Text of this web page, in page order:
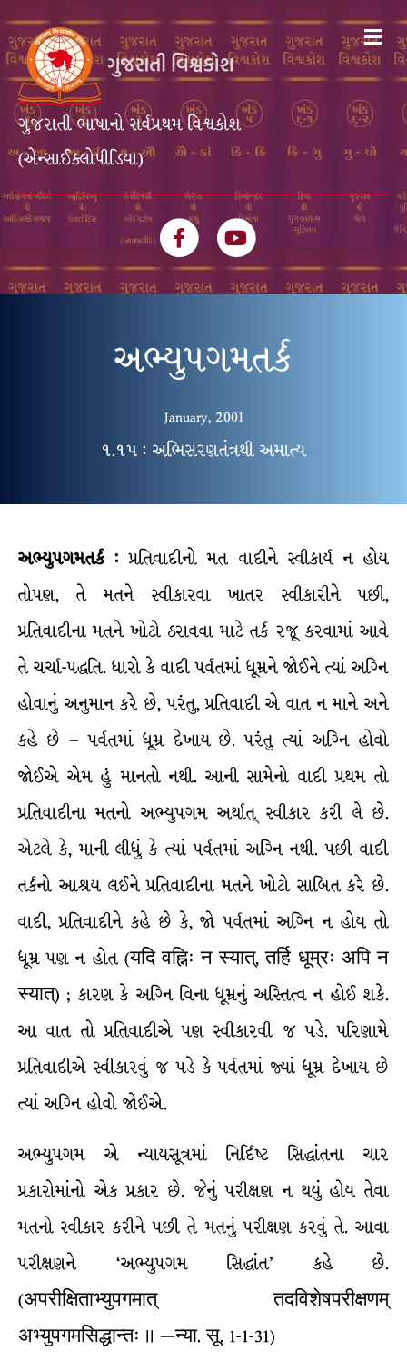
ગુજરાતી ભાષાનો સર્વપ્રથમ વિશ્વકોશ
(એન્સાઈક્લોપીડિયા)
FacebookYoutube
અભ્યુપગમતર્ક
January, 2001
૧.૧૫ : અભિસરણતંત્રથી અમાત્ય
અભ્યુપગમતર્ક : પ્રતિવાદીનો મત વાદીને સ્વીકાર્ય ન હોય
તોપણ, તે મતને સ્વીકારવા ખાતર સ્વીકારીને પછી,
પ્રતિવાદીના મતને ખોટો ઠરાવવા માટે તર્ક રજૂ કરવામાં આવે
તે ચર્ચા-પદ્ધતિ. ધારો કે વાદી પર્વતમાં ધૂમ્રને જોઈને ત્યાં અગ્નિ
હોવાનું અનુમાન કરે છે, પરંતુ, પ્રતિવાદી એ વાત ન માને અને
કહે છે – પર્વતમાં ધૂમ્ર દેખાય છે. પરંતુ ત્યાં અગ્નિ હોવો
જોઈએ એમ હું માનતો નથી. આની સામેનો વાદી પ્રથમ તો
પ્રતિવાદીના મતનો અભ્યુપગમ અર્થાત્ સ્વીકાર કરી લે છે.
એટલે કે, માની લીધું કે ત્યાં પર્વતમાં અગ્નિ નથી. પછી વાદી
તર્કનો આશ્રય લઈને પ્રતિવાદીના મતને ખોટો સાબિત કરે છે.
વાદી, પ્રતિવાદીને કહે છે કે, જો પર્વતમાં અગ્નિ ન હોય તો
ધૂમ્ર પણ ન હોત (यदि वह्निः न स्यात्, तर्हि धूम्रः अपि न
स्यात्) ; કારણ કે અગ્નિ વિના ધૂમ્રનું અસ્તિત્વ ન હોઈ શકે.
આ વાત તો પ્રતિવાદીએ પણ સ્વીકારવી જ પડે. પરિણામે
પ્રતિવાદીએ સ્વીકારવું જ પડે કે પર્વતમાં જ્યાં ધૂમ્ર દેખાય છે
ત્યાં અગ્નિ હોવો જોઈએ.
અભ્યુપગમ એ ન્યાયસૂત્રમાં નિર્દિષ્ટ સિદ્ધાંતના ચાર
પ્રકારોમાંનો એક પ્રકાર છે. જેનું પરીક્ષણ ન થયું હોય તેવા
મતનો સ્વીકાર કરીને પછી તે મતનું પરીક્ષણ કરવું તે. આવા
પરીક્ષણને ‘અભ્યુપગમ સિદ્ધાંત’ કહે છે.
(अपरीक्षिताभ्युपगमात् तदविशेषपरीक्षणम्
अभ्युपगमसिद्धान्तः ।। —न्या. सू. 1-1-31)